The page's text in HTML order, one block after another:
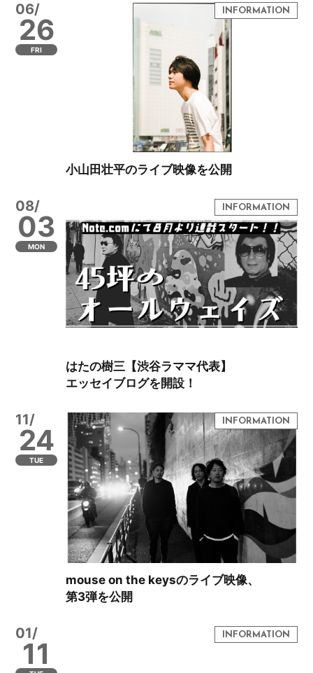
06/
26
FRI
小山田壮平のライブ映像を公開
08/
03
MON
はたの樹三【渋谷ラママ代表】
エッセイブログを開設！
11/
24
TUE
mouse on the keysのライブ映像、
第3弾を公開
01/
11